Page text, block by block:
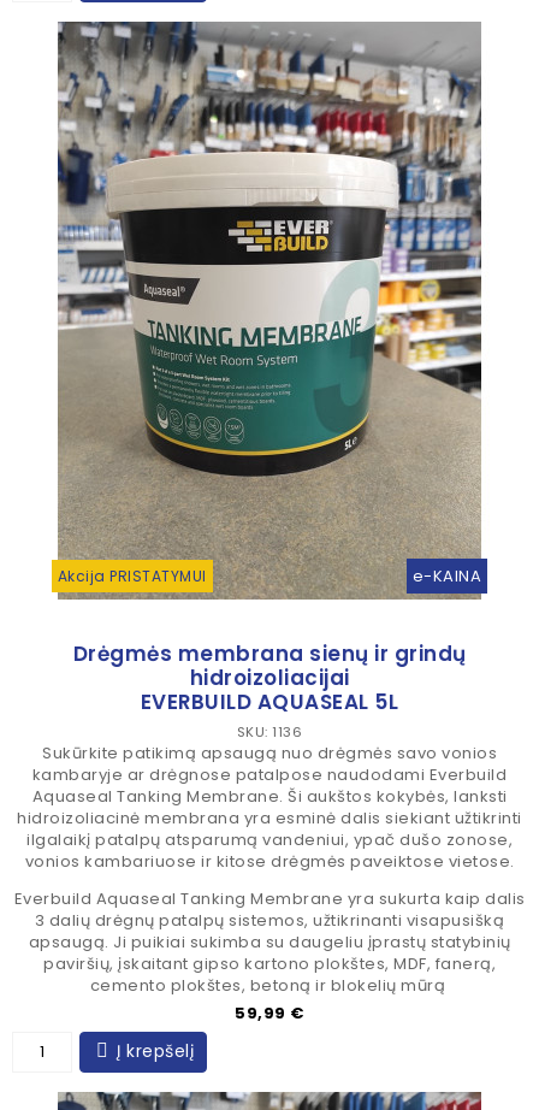
Akcija PRISTATYMUI e-KAINA
Drėgmės membrana sienų ir grindų
hidroizoliacijai
EVERBUILD AQUASEAL 5L
SKU: 1136
Sukūrkite patikimą apsaugą nuo drėgmės savo vonios
kambaryje ar drėgnose patalpose naudodami Everbuild
Aquaseal Tanking Membrane. Ši aukštos kokybės, lanksti
hidroizoliacinė membrana yra esminė dalis siekiant užtikrinti
ilgalaikį patalpų atsparumą vandeniui, ypač dušo zonose,
vonios kambariuose ir kitose drėgmės paveiktose vietose.
Everbuild Aquaseal Tanking Membrane yra sukurta kaip dalis
3 dalių drėgnų patalpų sistemos, užtikrinanti visapusišką
apsaugą. Ji puikiai sukimba su daugeliu įprastų statybinių
paviršių, įskaitant gipso kartono plokštes, MDF, fanerą,
cemento plokštes, betoną ir blokelių mūrą
Kaina
59,99 €
Į krepšelį